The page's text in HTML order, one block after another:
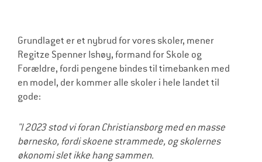
Grundlaget er et nybrud for vores skoler, mener
Regitze Spenner Ishøy, formand for Skole og
Forældre, fordi pengene bindes til timebanken med
en model, der kommer alle skoler i hele landet til
gode:
"I 2023 stod vi foran Christiansborg med en masse
børnesko, fordi skoene strammede, og skolernes
økonomi slet ikke hang sammen.